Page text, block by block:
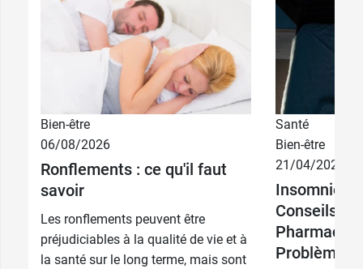
Bien-être
06/08/2026
Ronflements : ce qu'il faut
savoir
Les ronflements peuvent être
préjudiciables à la qualité de vie et à
la santé sur le long terme, mais sont
Santé
Bien-être
21/04/2026
Insomnie
Conseils de
Problèmes